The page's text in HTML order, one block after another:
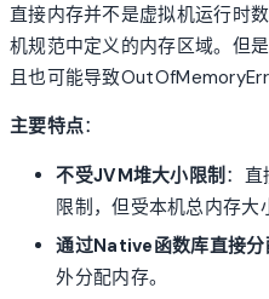
直接内存并不是虚拟机运行时
机规范中定义的内存区域。但
且也可能导致
主要特点：
不受JVM堆大小限制 ：直
限制，但受本机总内存大
通过Native函数库直接分
外分配内存。